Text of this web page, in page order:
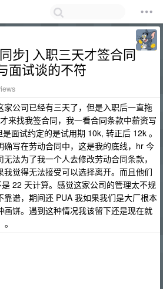
步] 入职三天才签合同
面试谈的不符
公司已经有三天了，但是入职后一直拖
来找我签合同，我一看合同条款中薪资写
面试约定的是试用期 10k, 转正后 12k 。
确写在劳动合同中，这是我的底线，hr 今
法为了我一个人去修改劳动合同条款，
我觉得无法接受可以选择离开。而且他们
22 天计算。感觉这家公司的管理太不规
谱，期间还 PUA 我如果我们是大厂根本
饼。遇到这种情况我该留下还是现在就